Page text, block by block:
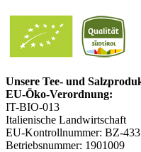
Unsere Tee‑ und
EU‑Öko‑Verordnung:
IT-BIO-013
Italienische Landwirtschaft
EU-Kontrollnummer: BZ-
Betriebsnummer: 1901009